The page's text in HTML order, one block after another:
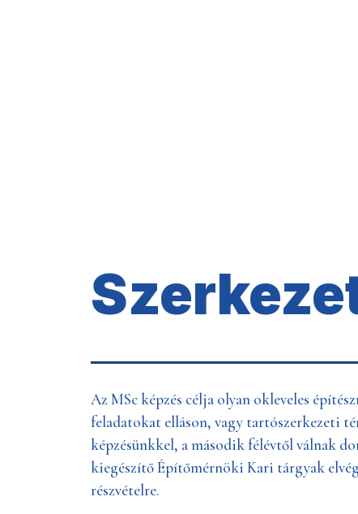
Az MSc képzés célja olyan okleveles
feladatokat elláson, vagy tartószerkezeti
képzésünkkel, a második félévtől válnak
kiegészítő Építőmérnöki Kari tárgyak
részvételre.